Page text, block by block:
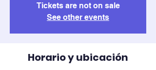
Tickets are not on sale
See other events
Horario y ubicación